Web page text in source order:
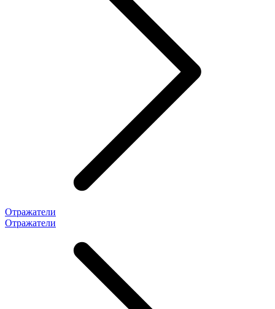
Отражатели
Отражатели